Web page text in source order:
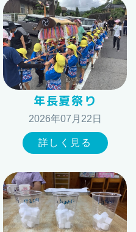
年長夏祭り
2026年07月22日
詳しく見る